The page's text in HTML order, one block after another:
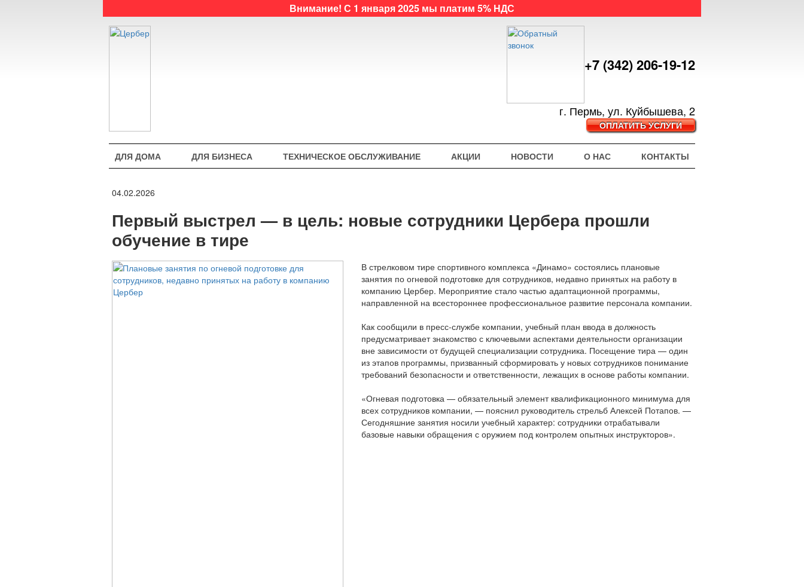
Внимание! С 1 января 2025 мы платим 5% НДС
+7 (342) 206-19-12
г. Пермь, ул. Куйбышева, 2
ОПЛАТИТЬ УСЛУГИ
ДЛЯ ДОМА ДЛЯ БИЗНЕСА ТЕХНИЧЕСКОЕ ОБСЛУЖИВАНИЕ АКЦИИ НОВОСТИ О НАС КОНТАКТЫ
04.02.2026
Первый выстрел — в цель: новые сотрудники Цербера прошли
обучение в тире
В стрелковом тире спортивного комплекса «Динамо» состоялись плановые
занятия по огневой подготовке для сотрудников, недавно принятых на работу в
компанию Цербер. Мероприятие стало частью адаптационной программы,
направленной на всестороннее профессиональное развитие персонала компании.
Как сообщили в пресс-службе компании, учебный план ввода в должность
предусматривает знакомство с ключевыми аспектами деятельности организации
вне зависимости от будущей специализации сотрудника. Посещение тира — один
из этапов программы, призванный сформировать у новых сотрудников понимание
требований безопасности и ответственности, лежащих в основе работы компании.
«Огневая подготовка — обязательный элемент квалификационного минимума для
всех сотрудников компании, — пояснил руководитель стрельб Алексей Потапов. —
Сегодняшние занятия носили учебный характер: сотрудники отрабатывали
базовые навыки обращения с оружием под контролем опытных инструкторов».